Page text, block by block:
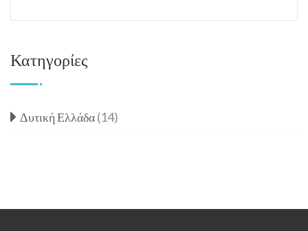
Κατηγορίες
Δυτική Ελλάδα(14)